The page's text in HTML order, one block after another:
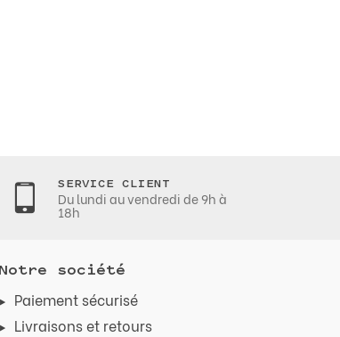
SERVICE CLIENT
Du lundi au vendredi de 9h à
18h
Notre société
Paiement sécurisé
Livraisons et retours